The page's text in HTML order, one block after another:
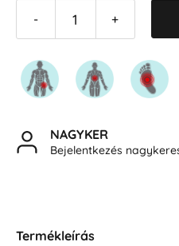
- +
NAGYKER
Bejelentkezés
Termékleírás